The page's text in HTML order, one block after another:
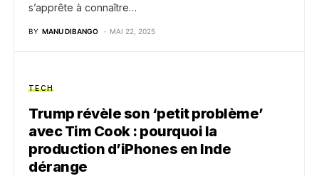
s’apprête à connaître…
BY MANU DIBANGO MAI 22, 2025
TECH
Trump révèle son ‘petit problème’
avec Tim Cook : pourquoi la
production d’iPhones en Inde
dérange